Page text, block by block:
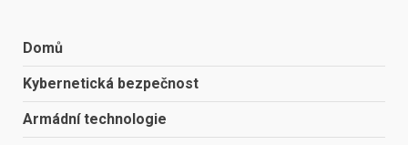
Domů
Kybernetická bezpečnost
Armádní technologie